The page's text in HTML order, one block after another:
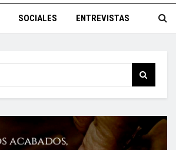
SOCIALES ENTREVISTAS